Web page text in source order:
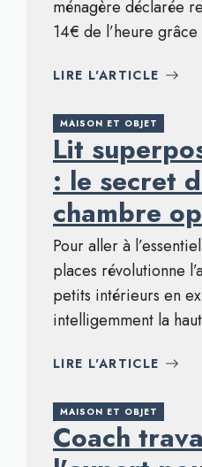
ménagère déclarée
14€ de l’heure
LIRE L'ARTICLE
MAISON ET OBJET
Lit
: le secret
chambre
Pour aller à
places révolutionne
petits intérieurs en
intelligemment la
LIRE L'ARTICLE
MAISON ET OBJET
Coach